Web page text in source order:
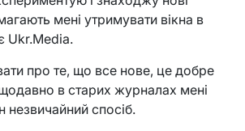
мені утримувати вікна в
Ukr.Media.
про те, що все нове, це добре
в старих журналах мені
незвичайний спосіб.